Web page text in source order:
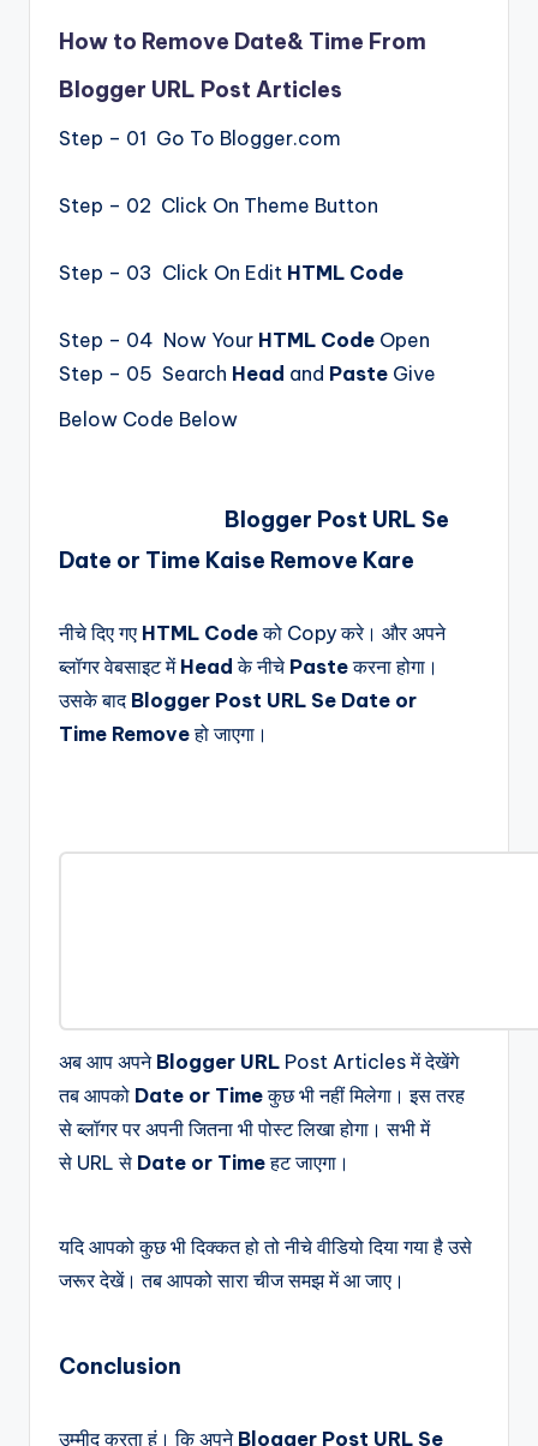
How to Remove Date& Time From
Blogger URL Post Articles
Step – 01 Go To Blogger.com
Step – 02 Click On Theme Button
Step – 03 Click On Edit HTML Code
Step – 04 Now Your HTML Code Open
Step – 05 Search Head and Paste Give
Below Code Below
Blogger Post URL Se
Date or Time Kaise Remove Kare
नीचे दिए गए HTML Codeको Copy करे। और अपने
ब्लॉगर वेबसाइट में Headके नीचे Pasteकरना होगा।
उसके बाद Blogger Post URL Se Date or
Time Removeहो जाएगा।
अब आप अपने Blogger URL Post Articles में देखेंगे
तब आपको Date or Timeकुछ भी नहीं मिलेगा। इस तरह
से ब्लॉगर पर अपनी जितना भी पोस्ट लिखा होगा। सभी में
से URL से Date or Timeहट जाएगा।
यदि आपको कुछ भी दिक्कत हो तो नीचे वीडियो दिया गया है उसे
जरूर देखें। तब आपको सारा चीज समझ में आ जाए।
Conclusion
उम्मीद करता हूं। कि अपने Blogger Post URL Se